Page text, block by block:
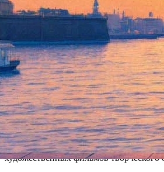
Скончался Александр Боголюбов —
анимационного кино, один из
советских мультсериалов 1970-х
его друзей» и «Волшебник
июлясообщаетсайт Союза
Боголюбову было 86 лет. Выпускник
Государственного института
работал на киностудии им.
киностудии, затем стал режиссером
художественных фильмов